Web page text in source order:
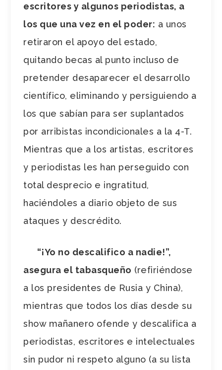
escritores y algunos periodistas, a
los que una vez en el poder: a unos
retiraron el apoyo del estado,
quitando becas al punto incluso de
pretender desaparecer el desarrollo
científico, eliminando y persiguiendo a
los que sabían para ser suplantados
por arribistas incondicionales a la 4-T.
Mientras que a los artistas, escritores
y periodistas les han perseguido con
total desprecio e ingratitud,
haciéndoles a diario objeto de sus
ataques y descrédito.
“¡Yo no descalifico a nadie!”,
asegura el tabasqueño (refiriéndose
a los presidentes de Rusia y China),
mientras que todos los días desde su
show mañanero ofende y descalifica a
periodistas, escritores e intelectuales
sin pudor ni respeto alguno (a su lista